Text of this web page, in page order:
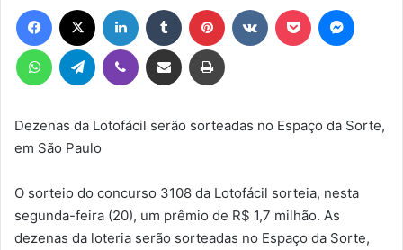
mail
Facebook Linkedin Tumblr Pinterest Pocket
WhatsAppTelegram Viber Compartilhar via e-mail Imprimir
Dezenas da Lotofácil serão sorteadas no Espaço da Sorte,
em São Paulo
O sorteio do concurso 3108 da Lotofácil sorteia, nesta
segunda-feira (20), um prêmio de R$ 1,7 milhão. As
dezenas da loteria serão sorteadas no Espaço da Sorte,